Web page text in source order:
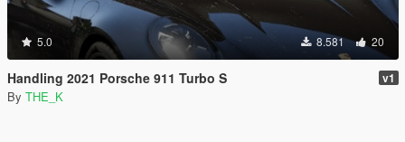
5.0 8.581 20
Handling 2021 Porsche 911 Turbo S v1
By THE_K